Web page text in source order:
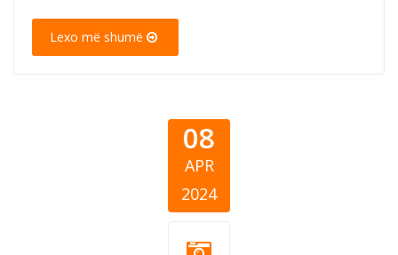
Lexo më shumë
08
APR
2024